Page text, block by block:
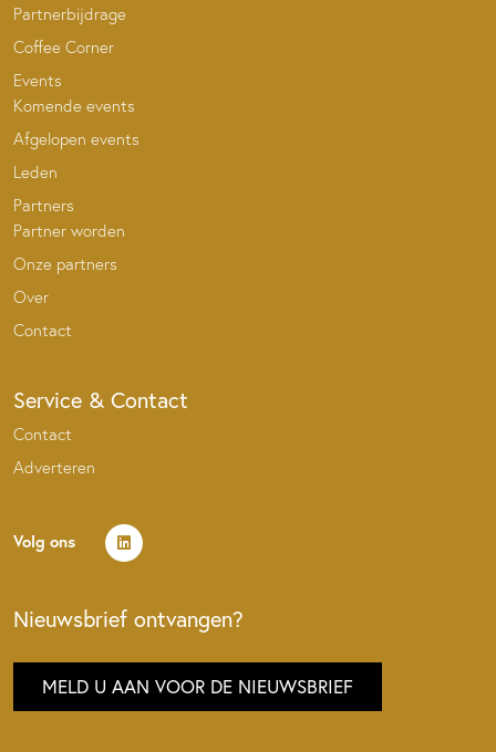
Partnerbijdrage
Coffee Corner
Events
Komende events
Afgelopen events
Leden
Partners
Partner worden
Onze partners
Over
Contact
Service & Contact
Contact
Adverteren
Volg ons
Nieuwsbrief ontvangen?
MELD U AAN VOOR DE NIEUWSBRIEF